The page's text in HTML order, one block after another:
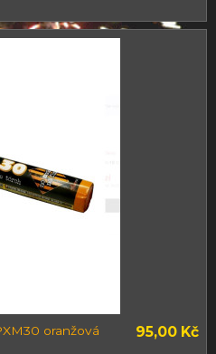
oranžová
95,00 Kč